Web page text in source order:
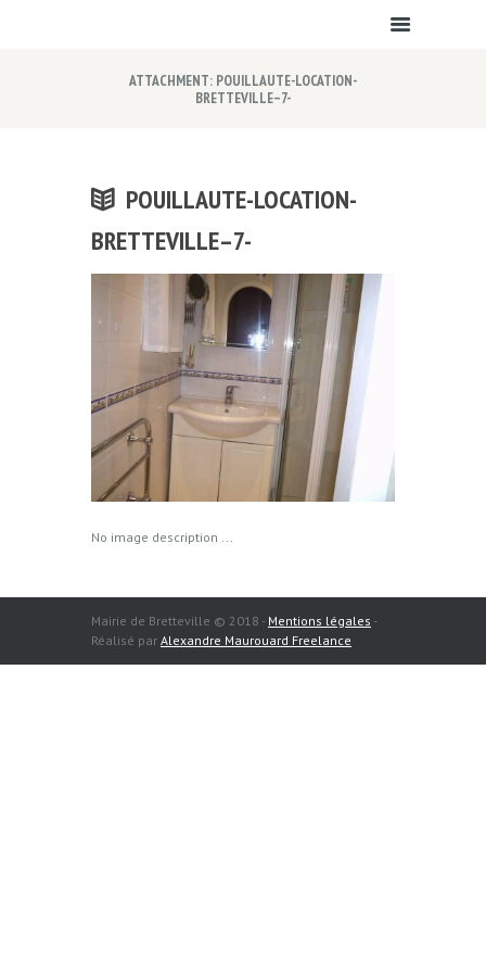
ATTACHMENT: POUILLAUTE-LOCATION-
BRETTEVILLE–7-
POUILLAUTE-LOCATION-
BRETTEVILLE–7-
No image description ...
Mairie de Bretteville © 2018 - Mentions légales -
Réalisé par Alexandre Maurouard Freelance